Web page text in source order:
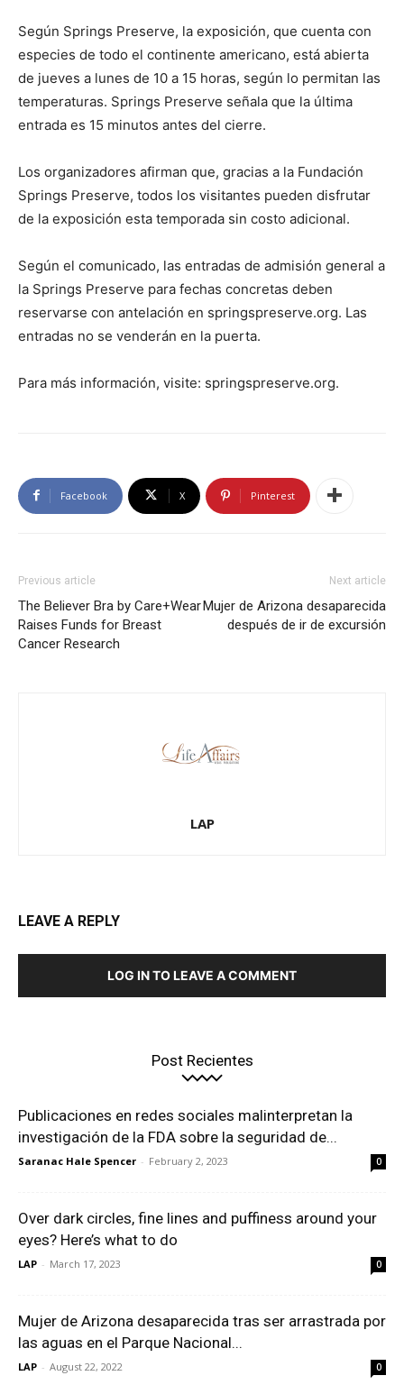
Según Springs Preserve, la exposición, que cuenta con
especies de todo el continente americano, está abierta
de jueves a lunes de 10 a 15 horas, según lo permitan las
temperaturas. Springs Preserve señala que la última
entrada es 15 minutos antes del cierre.
Los organizadores afirman que, gracias a la Fundación
Springs Preserve, todos los visitantes pueden disfrutar
de la exposición esta temporada sin costo adicional.
Según el comunicado, las entradas de admisión general a
la Springs Preserve para fechas concretas deben
reservarse con antelación en springspreserve.org. Las
entradas no se venderán en la puerta.
Para más información, visite: springspreserve.org.
Facebook X Pinterest
Previous article
The Believer Bra by Care+Wear
Raises Funds for Breast
Cancer Research
Next article
Mujer de Arizona desaparecida
después de ir de excursión
LAP
LEAVE A REPLY
LOG IN TO LEAVE A COMMENT
Post Recientes
Publicaciones en redes sociales malinterpretan la
investigación de la FDA sobre la seguridad de...
Saranac Hale Spencer - February 2, 2023 0
Over dark circles, fine lines and puffiness around your
eyes? Here’s what to do
LAP - March 17, 2023 0
Mujer de Arizona desaparecida tras ser arrastrada por
las aguas en el Parque Nacional...
LAP - August 22, 2022 0